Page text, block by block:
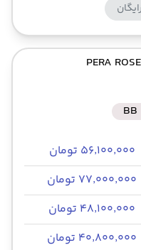
|
BB
۵۶٬۱۰۰٬۰۰۰ تومان
۷۷٬۰۰۰٬۰۰۰ تومان
۴۸٬۱۰۰٬۰۰۰ تومان
۴۰٬۸۰۰٬۰۰۰ تومان